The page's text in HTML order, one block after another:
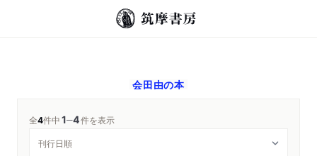
会田由の本
全4件中1─4件を表示